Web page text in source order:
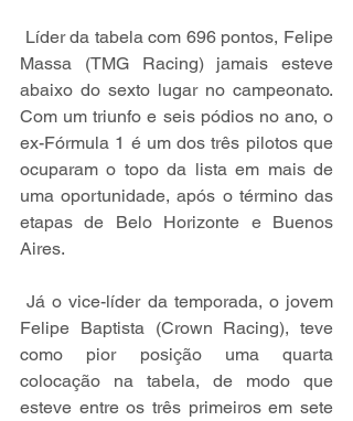
Massa (TMG Racing) jamais esteve
abaixo do sexto lugar no campeonato.
Com um triunfo e seis pódios no ano, o
ex-Fórmula 1 é um dos três pilotos que
ocuparam o topo da lista em mais de
uma oportunidade, após o término das
etapas de Belo Horizonte e Buenos
Aires.
Já o vice-líder da temporada, o jovem
Felipe Baptista (Crown Racing), teve
como pior posição uma quarta
colocação na tabela, de modo que
esteve entre os três primeiros em sete